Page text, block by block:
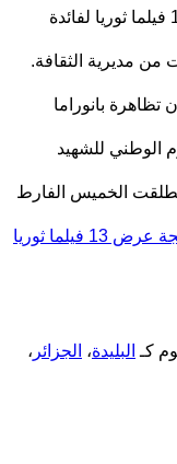
البليدة هذه الأيام برمجة عرض 13 فيلما ثوريا لفائدة
مديرية الثقافة.
بانوراما
الوطني للشهيد
انطلقت الخميس الفارط
البليدة: برمجة عرض 13 فيلما ثوريا
كـ البليدة، الجزائر ،